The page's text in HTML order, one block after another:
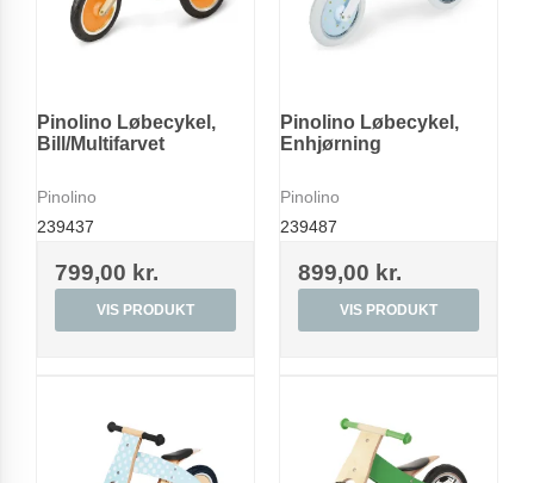
Pinolino Løbecykel,
Bill/Multifarvet
Pinolino
239437
799,00 kr.
VIS PRODUKT
Pinolino Løbecykel,
Enhjørning
Pinolino
239487
899,00 kr.
VIS PRODUKT